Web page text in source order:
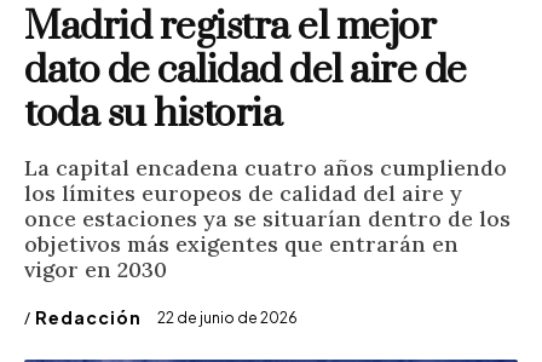
Madrid registra el mejor
dato de calidad del aire de
toda su historia
La capital encadena cuatro años cumpliendo
los límites europeos de calidad del aire y
once estaciones ya se situarían dentro de los
objetivos más exigentes que entrarán en
vigor en 2030
/ Redacción 22 de junio de 2026